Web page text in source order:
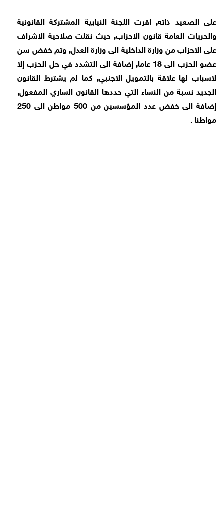
على الصعيد ذاته, اقرت اللجنة النيابية المشتركة القانونية
والحريات العامة قانون الاحزاب, حيث نقلت صلاحية الاشراف
على الاحزاب من وزارة الداخلية الى وزارة العدل, وتم خفض سن
عضو الحزب الى 18 عاما, إضافة الى التشدد في حل الحزب إلا
لاسباب لها علاقة بالتمويل الاجنبي, كما لم يشترط القانون
الجديد نسبة من النساء التي حددها القانون الساري المفعول,
إضافة الى خفض عدد المؤسسين من 500 مواطن الى 250
مواطنا .